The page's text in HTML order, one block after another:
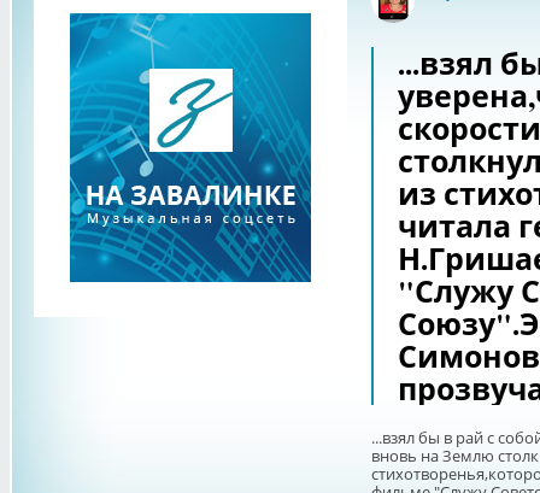
...взял
из
читала
"Служу
...взял бы в рай с
вновь на Землю